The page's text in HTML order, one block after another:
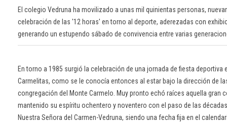
El colegio Vedruna ha movilizado a unas mil quinientas personas,
celebración de las '12 horas' en torno al deporte, aderezadas con
generando un estupendo sábado de convivencia entre varias
En torno a 1985 surgió la celebración de una jornada de fiesta deportiva
Carmelitas, como se le conocía entonces al estar bajo la dirección de
congregación del Monte Carmelo. Muy pronto echó raíces aquella gran
mantenido su espíritu ochentero y noventero con el paso de las
Nuestra Señora del Carmen-Vedruna, siendo una fecha fija en el